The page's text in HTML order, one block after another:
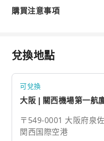
購買注意事項
兌換地點
可兌換
大阪 | 關西機場第一航
〒549-0001 大阪府泉
関西国際空港